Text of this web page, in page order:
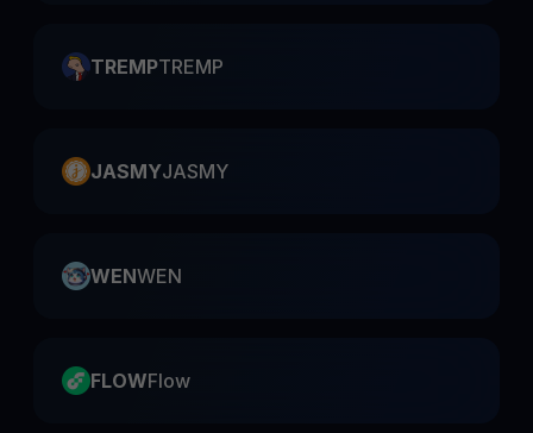
TREMPTREMP
JASMYJASMY
WENWEN
FLOWFlow